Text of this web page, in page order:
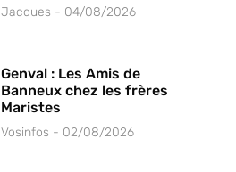
Jacques 04/08/2026
Genval : Les Amis de
Banneux chez les frères
Maristes
Vosinfos 02/08/2026